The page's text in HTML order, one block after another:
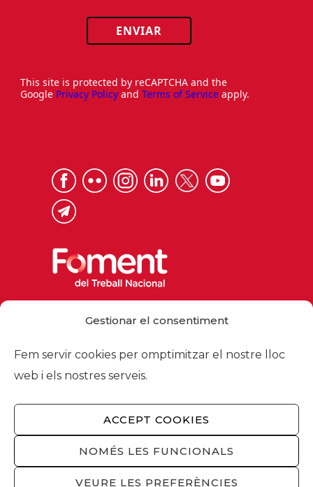
Gestionar el consentiment
Fem servir cookies per omptimitzar el nostre lloc
web i els nostres serveis.
ACCEPT COOKIES
NOMÉS LES FUNCIONALS
VEURE LES PREFERÈNCIES
ENVIAR
This site is protected by reCAPTCHA and the
Google Privacy Policy and Terms of Service apply.
foment@foment.com
© 2026 - Foment del Treball Nacional
Nosaltres
privacitat/ Política cookies/Privacitat